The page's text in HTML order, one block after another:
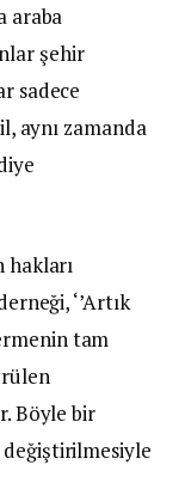
araba
şehir
sadece
aynı zamanda
hakları
‘’Artık
tam
Böyle bir
değiştirilmesiyle